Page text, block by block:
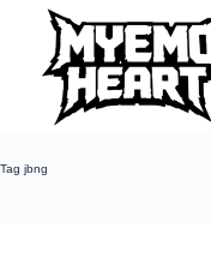
Tag jbng